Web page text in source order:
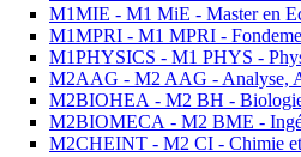
M1MIE - M1 MiE - Master en
M1MPRI - M1 MPRI -
M1PHYSICS - M1 PHYS -
M2AAG - M2 AAG - Analyse,
M2BIOHEA - M2 BH -
M2BIOMECA - M2 BME -
M2CHEINT - M2 CI - Chimie